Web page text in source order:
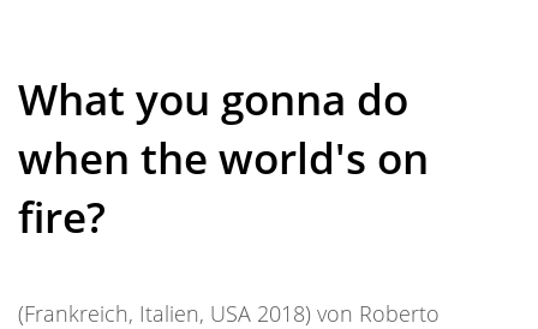
What you gonna do
when the world's on
fire?
(Frankreich, Italien, USA 2018) von Roberto